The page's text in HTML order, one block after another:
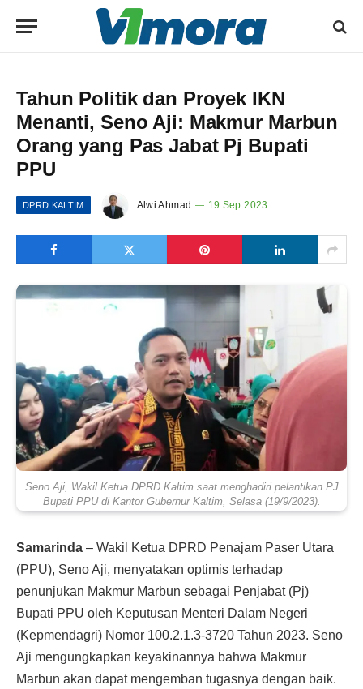
Tahun Politik dan Proyek IKN
Menanti, Seno Aji: Makmur Marbun
Orang yang Pas Jabat Pj Bupati
PPU
DPRD KALTIM Alwi Ahmad 19 Sep 2023
Seno Aji, Wakil Ketua DPRD Kaltim saat menghadiri pelantikan PJ
Bupati PPU di Kantor Gubernur Kaltim, Selasa (19/9/2023).
Samarinda – Wakil Ketua DPRD Penajam Paser Utara
(PPU), Seno Aji, menyatakan optimis terhadap
penunjukan Makmur Marbun sebagai Penjabat (Pj)
Bupati PPU oleh Keputusan Menteri Dalam Negeri
(Kepmendagri) Nomor 100.2.1.3-3720 Tahun 2023. Seno
Aji mengungkapkan keyakinannya bahwa Makmur
Marbun akan dapat mengemban tugasnya dengan baik.